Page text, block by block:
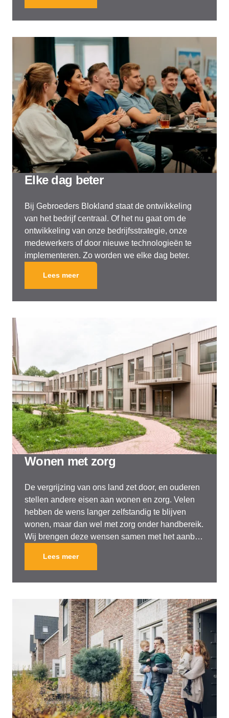
Elke dag beter
Bij Gebroeders Blokland staat de ontwikkeling
van het bedrijf centraal. Of het nu gaat om de
ontwikkeling van onze bedrijfsstrategie, onze
medewerkers of door nieuwe technologieën te
implementeren. Zo worden we elke dag beter.
Lees meer
Wonen met zorg
De vergrijzing van ons land zet door, en ouderen
stellen andere eisen aan wonen en zorg. Velen
hebben de wens langer zelfstandig te blijven
wonen, maar dan wel met zorg onder handbereik.
Wij brengen deze wensen samen met het aanbod
woon- en/of zorgcomplex. Samen met onze
bewoner én fijn werken is voor de
zorgmedewerker.
Lees meer